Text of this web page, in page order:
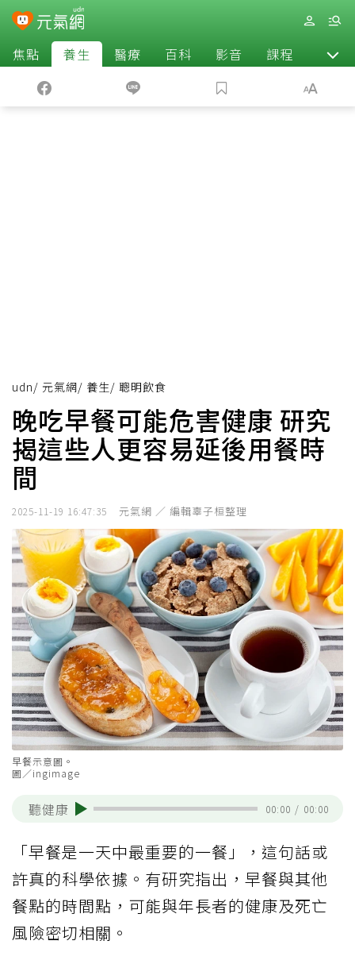
焦點 養生 醫療 百科 影音 課程 退休
udn/ 元氣網/ 養生/ 聰明飲食
晚吃早餐可能危害健康 研究
揭這些人更容易延後用餐時
間
2025-11-19 16:47:35 元氣網 ／ 編輯辜子桓整理
早餐示意圖。
圖／ingimage
聽健康 00:00 / 00:00
「早餐是一天中最重要的一餐」，這句話或
許真的科學依據。有研究指出，早餐與其他
餐點的時間點，可能與年長者的健康及死亡
風險密切相關。